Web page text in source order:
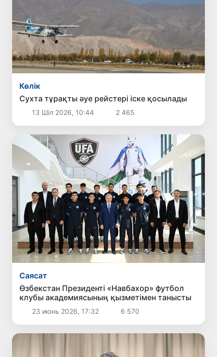
Көлік
Сухта тұрақты әуе рейстері іске қосылады
13 Шіл 2026, 10:44 2 465
Саясат
Өзбекстан Президенті «Навбахор» футбол
клубы академиясының қызметімен танысты
23 июнь 2026, 17:32 6 570